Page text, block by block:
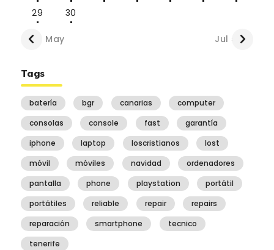
29
30
« May Jul »
Tags
batería bgr canarias
computer
consolas
console fast
garantía
iphone
laptop loscristianos
lost
móvil
móviles navidad
ordenadores
pantalla
phone playstation
portátil
portátiles
reliable repair
repairs
reparación
smartphone
tecnico
tenerife